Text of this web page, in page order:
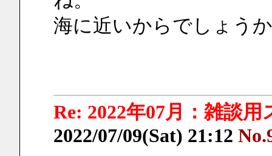
海に近いからでしょう
Re: 2022年07月：雑談用
2022/07/09(Sat) 21:12